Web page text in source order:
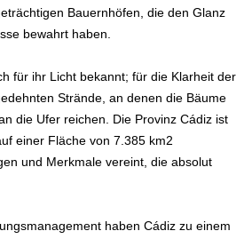
Bauernhöfen, die den Glanz
bewahrt haben.
für ihr Licht bekannt; für die Klarheit der
Strände, an denen die Bäume
die Ufer reichen. Die Provinz Cádiz ist
einer Fläche von 7.385 km2
und Merkmale vereint, die absolut
haben Cádiz zu einem